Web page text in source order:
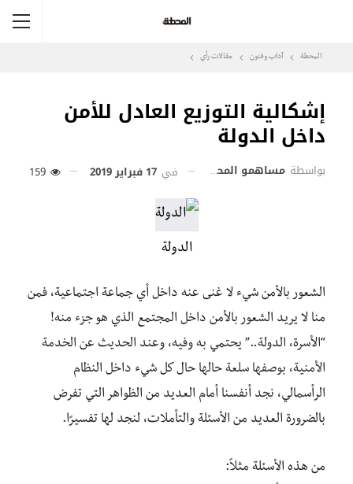
المحطة آداب وفنون مقالات رأي
إشكالية التوزيع العادل للأمن
داخل الدولة
بواسطة مساهمو المحطة في 17 فبراير 2019
الدولة
الشعور بالأمن شيء لا غنى عنه داخل أي جماعة اجتماعية، فمن
منا لا يريد الشعور بالأمن داخل المجتمع الذي هو جزء منه!
“الأسرة، الدولة..” يحتمي به وفيه، وعند الحديث عن الخدمة
الأمنية، بوصفها سلعة حالها حال كل شيء داخل النظام
الرأسمالي، نجد أنفسنا أمام العديد من الظواهر التي تفرض
بالضرورة العديد من الأسئلة والتأملات، لنجد لها تفسيرًا.
من هذه الأسئلة مثلاً: